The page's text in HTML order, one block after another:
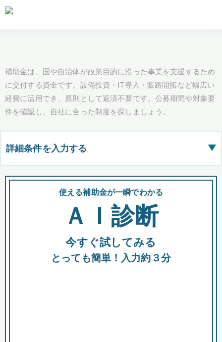
補助金は、国や自治体が政策目的に沿った事業を支援するため
に交付する資金です。設備投資・IT導入・販路開拓など幅広い
経費に活用でき、原則として返済不要です。公募期間や対象要
件を確認し、自社に合った制度を探しましょう。
詳細条件を入力する ▶
都道府県
全国の検索結果を含めて表示
助成金 融資 出資
使える補助金が一瞬でわかる
ＡＩ診断
今すぐ試してみる
とっても簡単！入力約３分